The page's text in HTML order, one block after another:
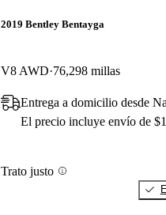
2019 Bentley Bentayga
V8 AWD 76,298 millas
Entrega a domicilio desde
El precio incluye envío de
Trato justo